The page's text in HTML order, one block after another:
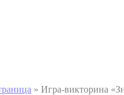
» Игра-викторина